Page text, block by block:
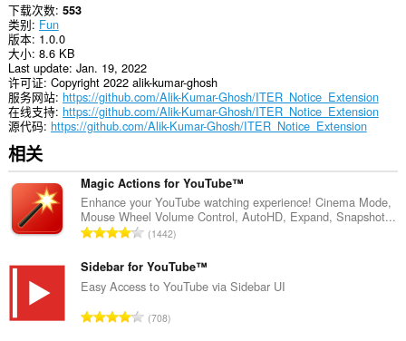
下载次数 553
类别 Fun
版本 1.0.0
大小 8.6 KB
Last update Jan. 19, 2022
许可证 Copyright 2022 alik-kumar-ghosh
服务网站 https://github.com/Alik-Kumar-Ghosh/ITER_Notice_Extension
在线支持 https://github.com/Alik-Kumar-Ghosh/ITER_Notice_Extension
源代码 https://github.com/Alik-Kumar-Ghosh/ITER_Notice_Extension
相关
Magic Actions for YouTube™
Enhance your YouTube watching experience! Cinema Mode,
Mouse Wheel Volume Control, AutoHD, Expand, Snapshot...
总
分
次
：
1442
Sidebar for YouTube™
Easy Access to YouTube via Sidebar UI
总708